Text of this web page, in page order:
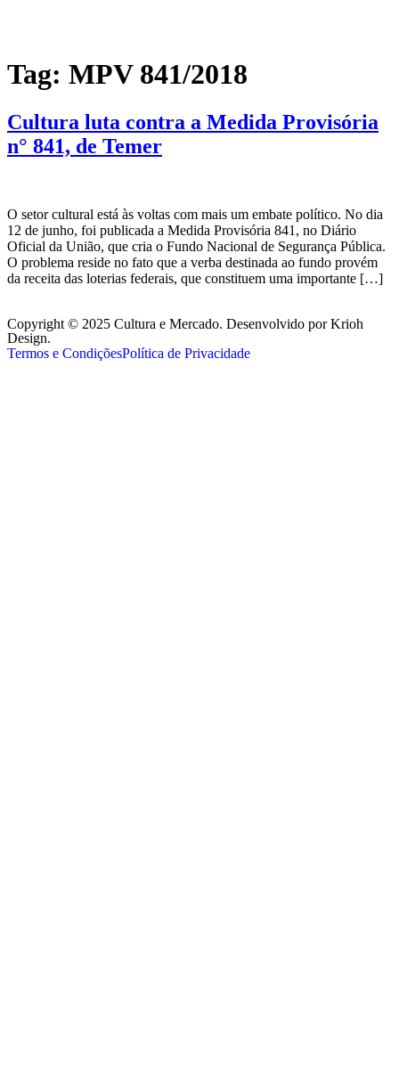
Tag: MPV 841/2018
Cultura luta contra a Medida Provisória
n° 841, de Temer
O setor cultural está às voltas com mais um embate político. No dia
12 de junho, foi publicada a Medida Provisória 841, no Diário
Oficial da União, que cria o Fundo Nacional de Segurança Pública.
O problema reside no fato que a verba destinada ao fundo provém
da receita das loterias federais, que constituem uma importante […]
Copyright © 2025 Cultura e Mercado. Desenvolvido por Krioh
Design.
Termos e CondiçõesPolítica de Privacidade